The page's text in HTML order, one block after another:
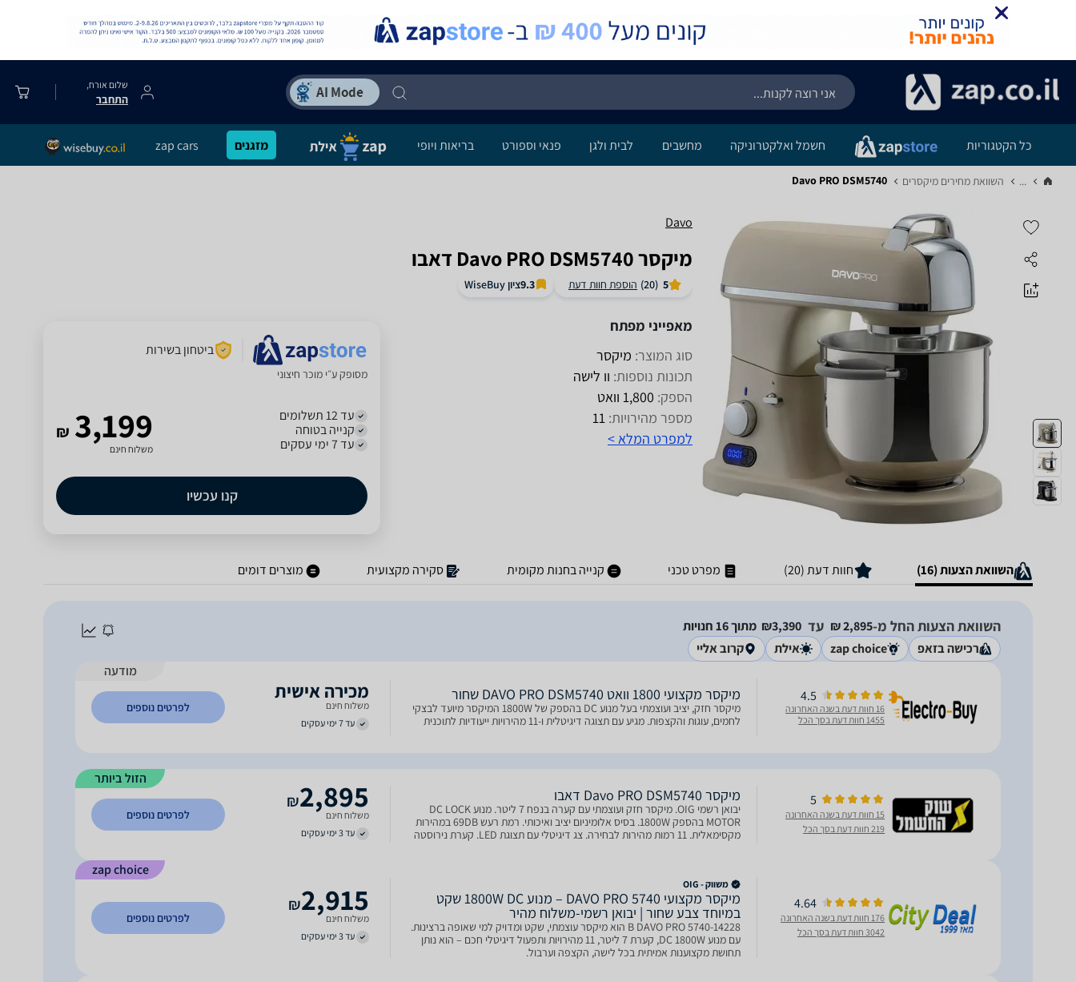
שלום אורח,
התחבר
כל הקטגוריות חשמל ואלקטרוניקה מחשבים לבית ולגן פנאי וספורט בריאות ויופי מזגנים zap cars
... השוואת מחירים מיקסרים‏ Davo PRO DSM5740
Davo
‏מיקסר Davo PRO DSM5740 דאבו
5
(20) הוספת חוות דעת 9.3ציון WiseBuy
מאפייני מפתח
סוג המוצר: מיקסר
תכונות נוספות: וו לישה
הספק: 1,800 וואט
מספר מהירויות: 11
למפרט המלא >
ביטחון בשירות
מסופק ע״י מוכר חיצוני
עד 12 תשלומים
קנייה בטוחה
עד 7 ימי עסקים
₪ 3,199
משלוח חינם
קנו עכשיו
השוואת הצעות (16) חוות דעת (20) מפרט טכני קנייה בחנות מקומית סקירה מקצועית מוצרים דומים
השוואת הצעות החל מ-2,895‏ ₪ עד 3,390‏₪
מתוך 16 חנויות
רכישה בזאפ
zap choice אילת קרוב אליי
4.5
16 חוות דעת בשנה האחרונה
1455 חוות דעת בסך הכל
מיקסר מקצועי 1800 וואט DAVO PRO DSM5740 שחור
מיקסר חזק, יציב ועוצמתי בעל מנוע DC בהספק של 1800W המיקסר מיועד לבצקי
לחמים, עוגות והקצפות. מגיע עם תצוגה דיגיטלית ו-11 מהירויות ייעודיות לתוכנית
מכירה אישית
משלוח חינם
עד 7 ימי עסקים
לפרטים נוספים
מודעה
הזול ביותר
5
15 חוות דעת בשנה האחרונה
219 חוות דעת בסך הכל
‏מיקסר Davo PRO DSM5740 דאבו
יבואן רשמי OIG. מיקסר חזק ועוצמתי עם קערה בנפח 7 ליטר. מנוע DC LOCK
MOTOR בהספק 1800W. בסיס אלומיניום יציב ואיכותי. רמת רעש 69DB במהירות
מקסימאלית. 11 רמות מהירות לבחירה. צג דיגיטלי עם תצוגת LED. קערת נירוסטה
2,895
₪
משלוח חינם
עד 3 ימי עסקים
לפרטים נוספים
zap choice
4.64
176 חוות דעת בשנה האחרונה
3042 חוות דעת בסך הכל
משווק - OIG
מיקסר מקצועי DAVO PRO 5740 – מנוע DC ‏1800W שקט
במיוחד צבע שחור | יבואן רשמי-משלוח מהיר
14228-B DAVO PRO 5740 הוא מיקסר עוצמתי, שקט ומדויק למי שאופה ברצינות.
עם מנוע DC 1800W, קערת 7 ליטר, 11 מהירויות ותפעול דיגיטלי חכם – הוא נותן
תחושת מקצוענות אמיתית בכל לישה, הקצפה וערבול.
2,915
₪
משלוח חינם
עד 3 ימי עסקים
לפרטים נוספים